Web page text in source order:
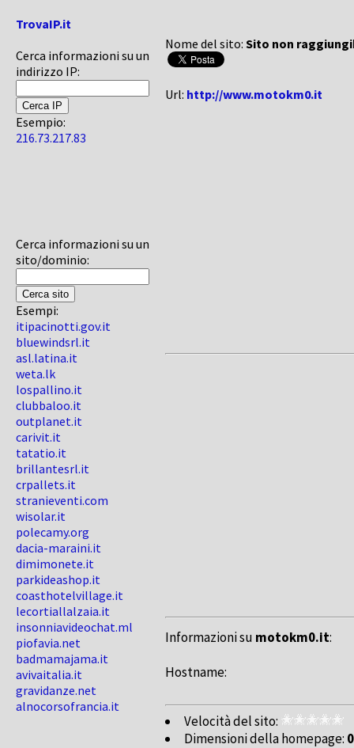
TrovaIP.it
Cerca informazioni su un
indirizzo IP:
Esempio:
216.73.217.83
Cerca informazioni su un
sito/dominio:
Esempi:
itipacinotti.gov.it
bluewindsrl.it
asl.latina.it
weta.lk
lospallino.it
clubbaloo.it
outplanet.it
carivit.it
tatatio.it
brillantesrl.it
crpallets.it
stranieventi.com
wisolar.it
polecamy.org
dacia-maraini.it
dimimonete.it
parkideashop.it
coasthotelvillage.it
lecortiallalzaia.it
insonniavideochat.ml
piofavia.net
badmamajama.it
avivaitalia.it
gravidanze.net
alnocorsofrancia.it
Nome del sito: Sito non
Url: http://www.motokm0.it
Informazioni su motokm0.it:
Hostname:
Velocità del sito:
Dimensioni della homepage: 0